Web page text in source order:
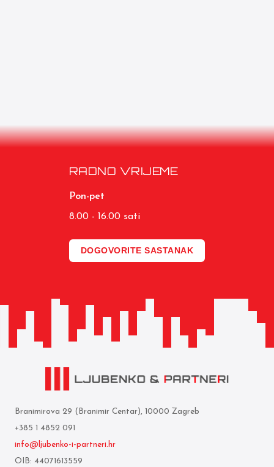
RADNO VRIJEME
Pon-pet
8.00 - 16.00 sati
DOGOVORITE SASTANAK
Branimirova 29 (Branimir Centar), 10000 Zagreb
+385 1 4852 091
info@ljubenko-i-partneri.hr
OIB: 44071613559